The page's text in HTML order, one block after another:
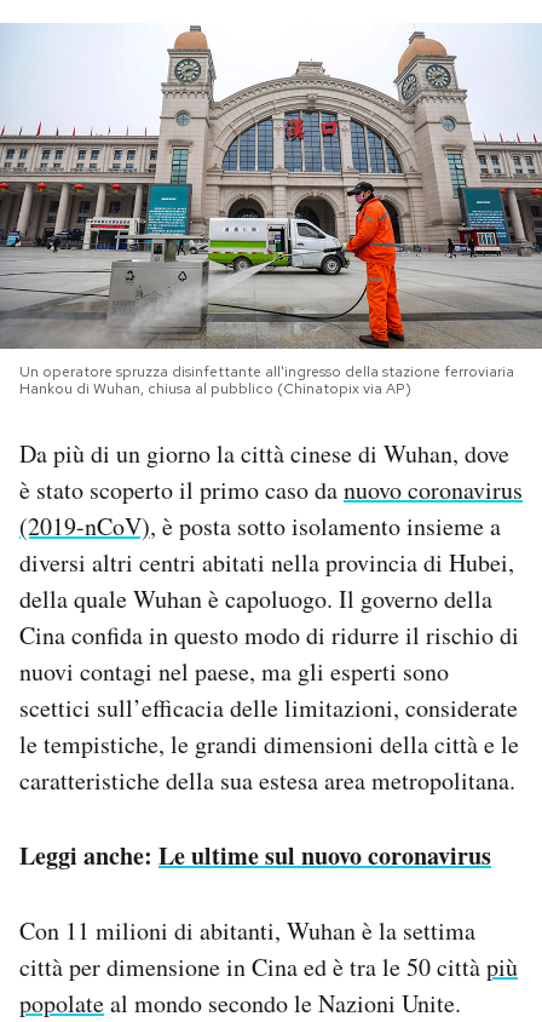
NEWSLETTER
I MIEI PREFERITI
SHOP
AREA PERSONALE
Area Personale
Newsletter
Notifiche mobile
Hai bisogno di aiuto?
Esci
Un operatore spruzza disinfettante all'ingresso della stazione ferroviaria
Hankou di Wuhan, chiusa al pubblico (Chinatopix via AP)
Da più di un giorno la città cinese di Wuhan, dove
è stato scoperto il primo caso danuovo coronavirus
(2019-nCoV), è posta sotto isolamento insieme a
diversi altri centri abitati nella provincia di Hubei,
della quale Wuhan è capoluogo. Il governo della
Cina confida in questo modo di ridurre il rischio di
nuovi contagi nel paese, ma gli esperti sono
scettici sull’efficacia delle limitazioni, considerate
le tempistiche, le grandi dimensioni della città e le
caratteristiche della sua estesa area metropolitana.
Leggi anche: Le ultime sul nuovo coronavirus
Con 11 milioni di abitanti, Wuhan è la settima
città per dimensione in Cina ed è tra le 50 cittàpiù
popolateal mondo secondo le Nazioni Unite.